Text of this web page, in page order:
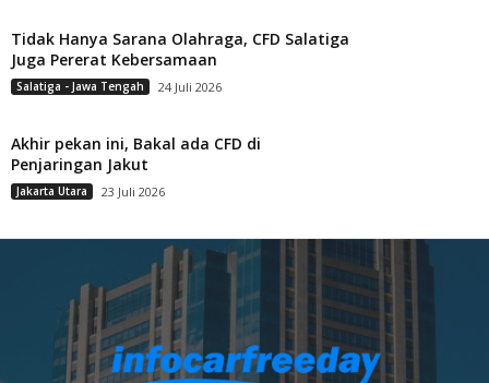
Tidak Hanya Sarana Olahraga, CFD Salatiga
Juga Pererat Kebersamaan
Salatiga - Jawa Tengah 24 Juli 2026
Akhir pekan ini, Bakal ada CFD di
Penjaringan Jakut
Jakarta Utara 23 Juli 2026